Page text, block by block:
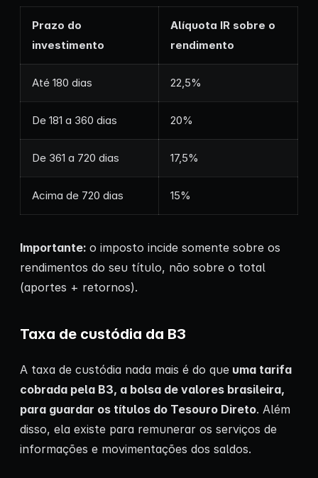
Prazo do
investimento
Alíquota IR sobre o
rendimento
Até 180 dias 22,5%
De 181 a 360 dias 20%
De 361 a 720 dias 17,5%
Acima de 720 dias 15%
Importante: o imposto incide somente sobre os
rendimentos do seu título, não sobre o total
(aportes + retornos).
Taxa de custódia da B3
A taxa de custódia nada mais é do que uma tarifa
cobrada pela B3, a bolsa de valores brasileira,
para guardar os títulos do Tesouro Direto. Além
disso, ela existe para remunerar os serviços de
informações e movimentações dos saldos.